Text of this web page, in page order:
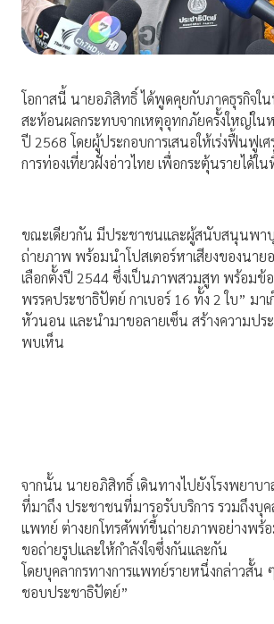
โอกาสนี้ นายอภิสิทธิ์ ได้พูดคุยกับภาคธุรกิจใ
สะท้อนผลกระทบจากเหตุอุทกภัยครั้งใหญ่ใน
ปี 2568 โดยผู้ประกอบการเสนอให้เร่งฟื้นฟูเศ
การท่องเที่ยวฝั่งอ่าวไทย เพื่อกระตุ้นรายได้ใ
ขณะเดียวกัน มีประชาชนและผู้สนับสนุนพา
ถ่ายภาพ พร้อมนำโปสเตอร์หาเสียงของนาย
เลือกตั้งปี 2544 ซึ่งเป็นภาพสวมสูท พร้อมข้อ
พรรคประชาธิปัตย์ กาเบอร์ 16 ทั้ง 2 ใบ” มา
หัวนอน และนำมาขอลายเซ็น สร้างความปร
พบเห็น
จากนั้น นายอภิสิทธิ์ เดินทางไปยังโรงพยา
ที่มาถึง ประชาชนที่มารอรับบริการ รวมถึงบุค
แพทย์ ต่างยกโทรศัพท์ขึ้นถ่ายภาพอย่างพร้อ
ขอถ่ายรูปและให้กำลังใจซึ่งกันและกัน
โดยบุคลากรทางการแพทย์รายหนึ่งกล่าวสั้น
ชอบประชาธิปัตย์”